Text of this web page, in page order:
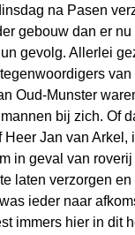
na Pasen
gebouw dan er
gevolg. Allerlei
Oud-Munster
bij zich. Of
Heer Jan van Arkel,
in geval van roverij
laten verzorgen
ieder naar
immers hier in dit